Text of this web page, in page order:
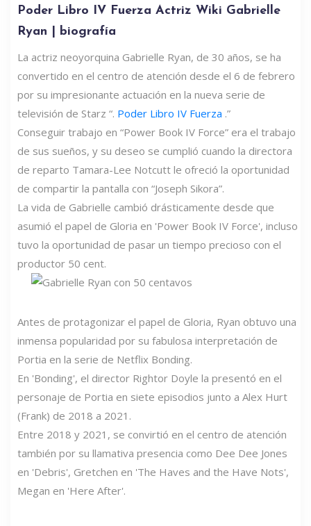
Poder Libro IV Fuerza Actriz Wiki Gabrielle
Ryan | biografía
La actriz neoyorquina Gabrielle Ryan, de 30 años, se ha
convertido en el centro de atención desde el 6 de febrero
por su impresionante actuación en la nueva serie de
televisión de Starz “. Poder Libro IV Fuerza .”
Conseguir trabajo en “Power Book IV Force” era el trabajo
de sus sueños, y su deseo se cumplió cuando la directora
de reparto Tamara-Lee Notcutt le ofreció la oportunidad
de compartir la pantalla con “Joseph Sikora”.
La vida de Gabrielle cambió drásticamente desde que
asumió el papel de Gloria en 'Power Book IV Force', incluso
tuvo la oportunidad de pasar un tiempo precioso con el
productor 50 cent.
Antes de protagonizar el papel de Gloria, Ryan obtuvo una
inmensa popularidad por su fabulosa interpretación de
Portia en la serie de Netflix Bonding.
En 'Bonding', el director Rightor Doyle la presentó en el
personaje de Portia en siete episodios junto a Alex Hurt
(Frank) de 2018 a 2021.
Entre 2018 y 2021, se convirtió en el centro de atención
también por su llamativa presencia como Dee Dee Jones
en 'Debris', Gretchen en 'The Haves and the Have Nots',
Megan en 'Here After'.